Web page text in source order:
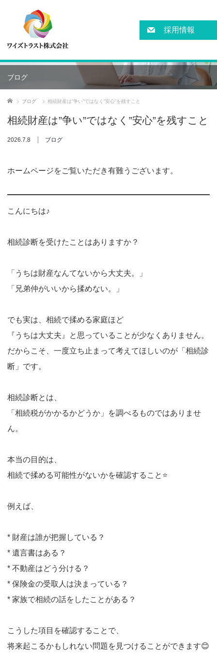
採用情報
ブログ
ホーム ブログ 相続財産は”争い”ではなく”安心”を残すこと
相続財産は”争い”ではなく”安心”を残すこと
2026.7.8 ブログ
ホームページをご覧いただき有難うございます。
こんにちは♪
相続診断を受けたことはありますか？
「うちは財産なんてないから大丈夫。」
「兄弟仲がいいから揉めない。」
でも実は、相続で揉める家庭ほど
『うちは大丈夫』と思っていることが少なくありません。
だからこそ、一度立ち止まって考えてほしいのが「相続診
断」です。
相続診断とは、
「相続税がかかるかどうか」を調べるものではありませ
ん。
本当の目的は、
相続で揉める可能性がないかを確認すること⭐️
例えば、
* 財産は誰が把握している？
* 遺言書はある？
* 不動産はどう分ける？
* 保険金の受取人は決まっている？
* 家族で相続の話をしたことがある？
こうした項目を確認することで、
将来起こるかもしれない問題を見つけることができます😊